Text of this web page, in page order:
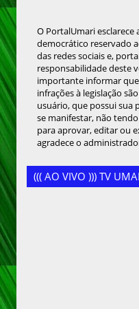
O PortalUmari
democrático reservado
das redes sociais e,
responsabilidade deste
importante informar
infrações à legislação
usuário, que possui sua
se manifestar, não
para aprovar, editar ou
agradece o
((( AO VIVO ))) TV